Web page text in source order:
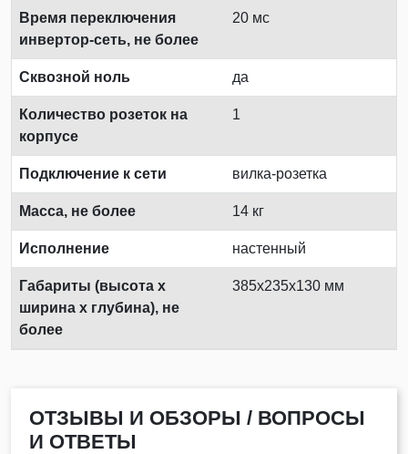
Время переключения
инвертор-сеть, не более
20 мс
Сквозной ноль да
Количество розеток на
корпусе
1
Подключение к сети вилка-розетка
Масса, не более 14 кг
Исполнение настенный
Габариты (высота х
ширина х глубина), не
более
385x235x130 мм
ОТЗЫВЫ И ОБЗОРЫ / ВОПРОСЫ
И ОТВЕТЫ